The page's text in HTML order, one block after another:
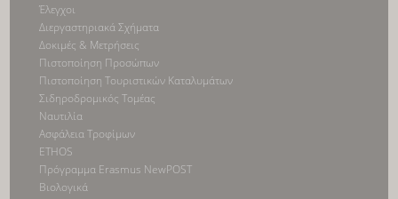
Έλεγχοι
Διεργαστηριακά Σχήματα
Δοκιμές & Μετρήσεις
Πιστοποίηση Προσώπων
Πιστοποίηση Τουριστικών Καταλυμάτων
Σιδηροδρομικός Τομέας
Ναυτιλία
Ασφάλεια Τροφίμων
ETHOS
Πρόγραμμα Erasmus NewPOST
Βιολογικά